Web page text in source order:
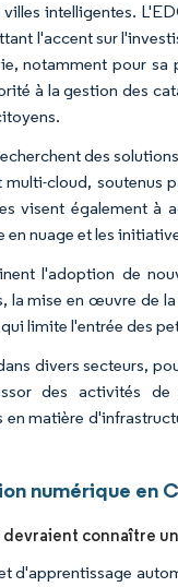
intelligentes.
l'accent sur
notamment pour sa
à la gestion des
des
cloud, soutenus
visent également à
nuage et les
l'adoption de
mise en œuvre de
limite l'entrée des
divers secteurs,
des activités
matière
numérique en
connaître
d'apprentissage